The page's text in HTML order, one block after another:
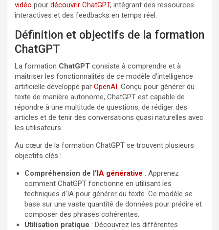
vidéo pour découvrir ChatGPT, intégrant des ressources
interactives et des feedbacks en temps réel.
Définition et objectifs de la formation
ChatGPT
La formation ChatGPT consiste à comprendre et à
maîtriser les fonctionnalités de ce modèle d’intelligence
artificielle développé par OpenAI. Conçu pour générer du
texte de manière autonome, ChatGPT est capable de
répondre à une multitude de questions, de rédiger des
articles et de tenir des conversations quasi naturelles avec
les utilisateurs.
Au cœur de la formation ChatGPT se trouvent plusieurs
objectifs clés :
Compréhension de l’IA générative : Apprenez
comment ChatGPT fonctionne en utilisant les
techniques d’IA pour générer du texte. Ce modèle se
base sur une vaste quantité de données pour prédire et
composer des phrases cohérentes.
Utilisation pratique : Découvrez les différentes